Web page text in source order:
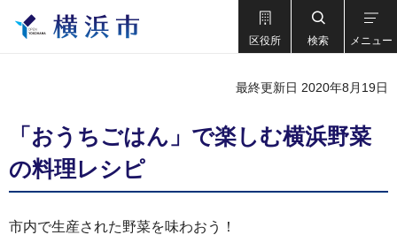
区役所 検索 メニュー
最終更新日 2020年8月19日
「おうちごはん」で楽しむ横浜野菜
の料理レシピ
市内で生産された野菜を味わおう！